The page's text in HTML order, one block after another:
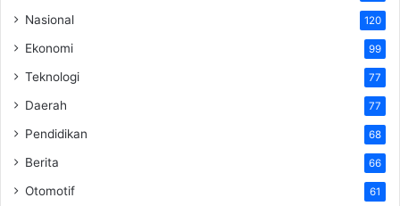
Nasional 120
Ekonomi 99
Teknologi 77
Daerah 77
Pendidikan 68
Berita 66
Otomotif 61